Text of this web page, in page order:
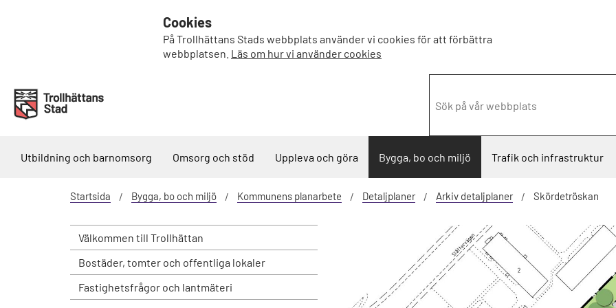
Cookies
På Trollhättans Stads webbplats använder vi cookies för att förbättra
webbplatsen. Läs om hur vi använder cookies
l
Utbildning och barnomsorg Omsorg och stöd Uppleva och göra Bygga, bo och miljö Trafik och infrastruktur
Startsida Bygga, bo och miljö Kommunens planarbete Detaljplaner Arkiv detaljplaner Skördetröskan
Välkommen till Trollhättan
Bostäder, tomter och offentliga lokaler
Fastighetsfrågor och lantmäteri